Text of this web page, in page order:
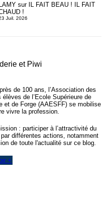
sur IL FAIT BEAU ! IL FAIT
!
Juil. 2026
et Piwi
de 100 ans, l’Association des
élèves de l’Ecole Supérieure de
et de Forge (AAESFF) se mobilise
vivre la profession.
: participer à l’attractivité du
différentes actions, notamment
de toute l'actualité sur ce blog.
+